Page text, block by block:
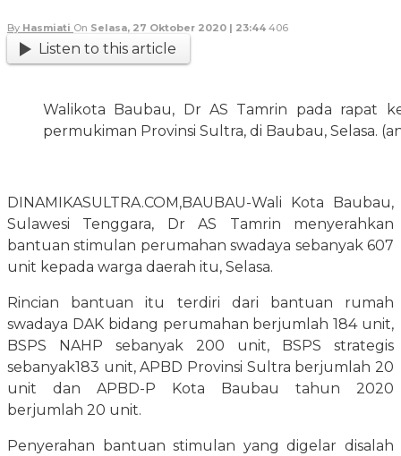
By Hasmiati On Selasa, 27 Oktober 2020 | 23:44 406
Listen to this article
Walikota Baubau, Dr AS Tamrin pada rapat
permukiman Provinsi Sultra, di Baubau, Selasa.
DINAMIKASULTRA.COM,BAUBAU-Wali Kota Baubau,
Sulawesi Tenggara, Dr AS Tamrin menyerahkan
bantuan stimulan perumahan swadaya sebanyak 607
unit kepada warga daerah itu, Selasa.
Rincian bantuan itu terdiri dari bantuan rumah
swadaya DAK bidang perumahan berjumlah 184 unit,
BSPS NAHP sebanyak 200 unit, BSPS strategis
sebanyak183 unit, APBD Provinsi Sultra berjumlah 20
unit dan APBD-P Kota Baubau tahun 2020
berjumlah 20 unit.
Penyerahan bantuan stimulan yang digelar disalah